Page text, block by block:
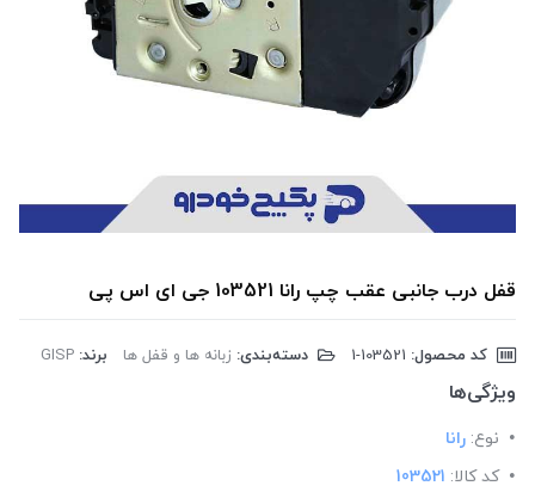
قفل درب جانبی عقب چپ رانا 103521 جی ای اس پی
کد محصول: دسته‌بندی: زبانه ها و قفل ها برند: GISP
ویژگی‌ها
نوع: رانا
کد کالا: 103521